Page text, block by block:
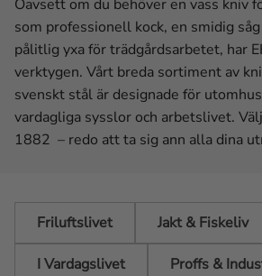
Oavsett om du behöver en vass kniv
som professionell kock, en smidig
pålitlig yxa för trädgårdsarbetet, har
verktygen. Vårt breda sortiment av
svenskt stål är designade för
vardagliga sysslor och arbetslivet.
1882 – redo att ta sig ann alla dina
Friluftslivet Jakt & Fiskeliv
I Vardagslivet Proffs &